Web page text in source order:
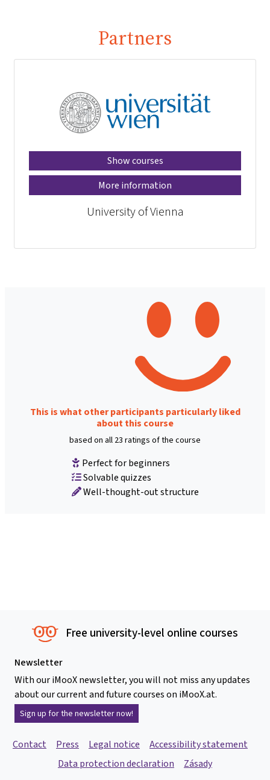
Partners
Show courses
More information
University of Vienna
This is what other participants particularly liked
about this course
based on all 23 ratings of the course
Perfect for beginners
Solvable quizzes
Well-thought-out structure
Free university-level online courses
Newsletter
With our iMooX newsletter, you will not miss any updates
about our current and future courses on iMooX.at.
Sign up for the newsletter now!
Contact Press Legal notice
Accessibility statement
Data protection declaration
Zásady